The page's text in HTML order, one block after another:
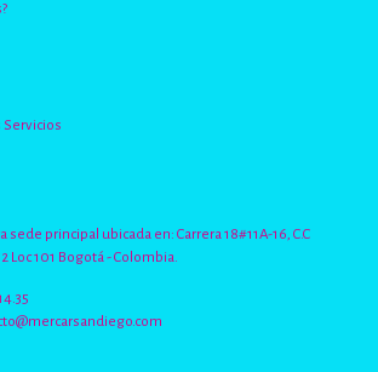
principal ubicada en: Carrera 18#11A-16, C.C
Loc 101 Bogotá - Colombia.